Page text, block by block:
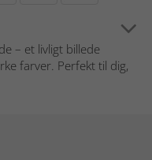
– et livligt billede
farver. Perfekt til dig,